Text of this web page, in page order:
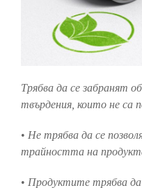
Трябва да се забранят
твърдения, които не са
• Не трябва да се
трайността на
• Продуктите трябва да